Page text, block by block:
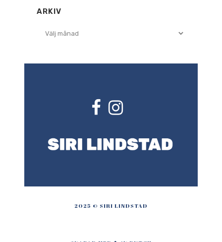
ARKIV
Arkiv
2025 © SIRI LINDSTAD